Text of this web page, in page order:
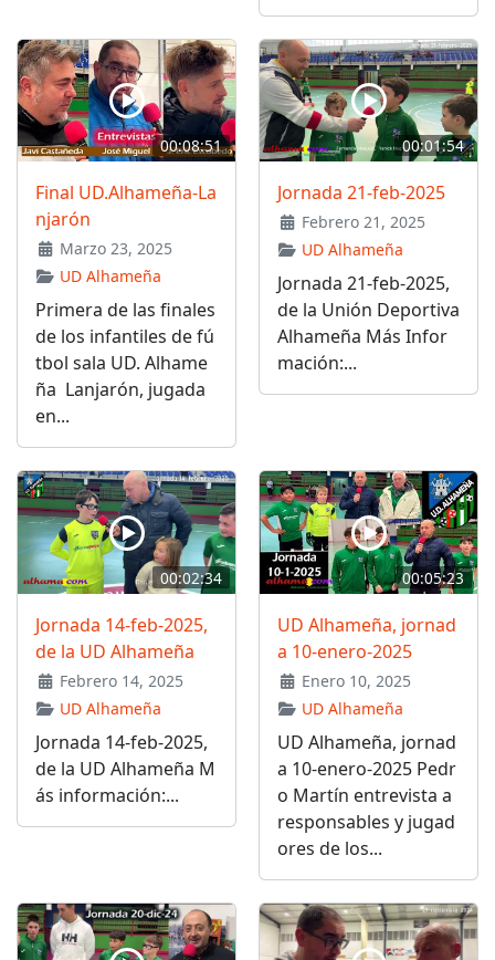
00:08:51
Final UD.Alhameña-La
njarón
Marzo 23, 2025
UD Alhameña
Primera de las finales
de los infantiles de fú
tbol sala UD. Alhame
ña Lanjarón, jugada
en...
00:01:54
Jornada 21-feb-2025
Febrero 21, 2025
UD Alhameña
Jornada 21-feb-2025,
de la Unión Deportiva
Alhameña Más Infor
mación:...
00:02:34
Jornada 14-feb-2025,
de la UD Alhameña
Febrero 14, 2025
UD Alhameña
Jornada 14-feb-2025,
de la UD Alhameña M
ás información:...
00:05:23
UD Alhameña, jornad
a 10-enero-2025
Enero 10, 2025
UD Alhameña
UD Alhameña, jornad
a 10-enero-2025 Pedr
o Martín entrevista a
responsables y jugad
ores de los...